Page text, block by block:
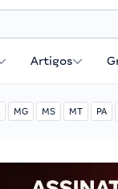
Artigos
MG MS MT PA